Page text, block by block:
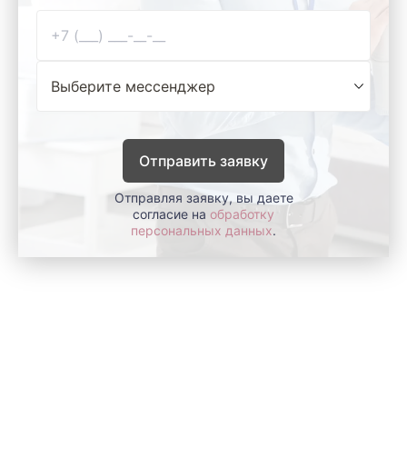
Отправить заявку
Отправляя заявку, вы даете
согласие на обработку
персональных данных.